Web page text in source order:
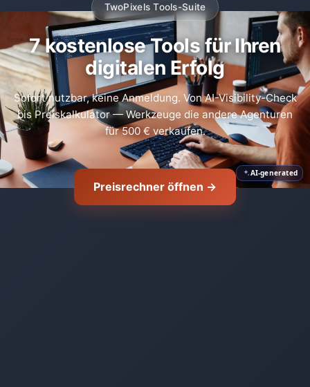
AI-generated
TwoPixels Tools-Suite
7 kostenlose Tools für Ihren
digitalen Erfolg
Sofort nutzbar, keine Anmeldung. Von AI-Visibility-Check
bis Preiskalkulator — Werkzeuge die andere Agenturen
für 500 € verkaufen.
Preisrechner öffnen →